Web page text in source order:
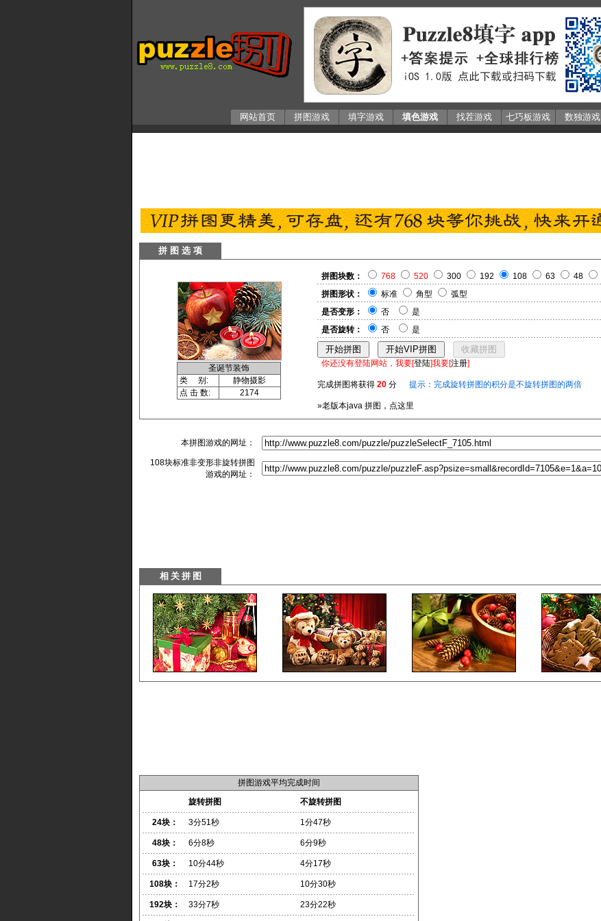
网站首页 拼图游戏 填字游戏 填色游戏 找茬游戏 七巧板游戏 数独游戏
拼 图 选 项
圣诞节装饰
类 别:
静物摄影
点 击 数:
2174
拼图块数： 768 520 300 192 108 63 48
拼图形状：
标准 角型
弧型
是否变形：
否
是
是否旋转：
否 是
你还没有登陆网站，我要[登陆]我要[注册]
完成拼图将获得 20 分 提示：完成旋转拼图的积分是不旋转拼图的两倍
»老版本java 拼图，点这里
本拼图游戏的网址：
108块标准非变形非旋转拼图
游戏的网址：
拼图游戏平均完成时间
旋转拼图
不旋转拼图
24块： 3分51秒 1分47秒
48块： 6分8秒 6分9秒
63块： 10分44秒 4分17秒
108块： 17分2秒 10分30秒
192块： 33分7秒 23分22秒